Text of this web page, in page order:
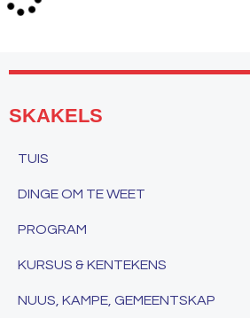
SKAKELS
TUIS
DINGE OM TE WEET
PROGRAM
KURSUS & KENTEKENS
NUUS, KAMPE, GEMEENTSKAP